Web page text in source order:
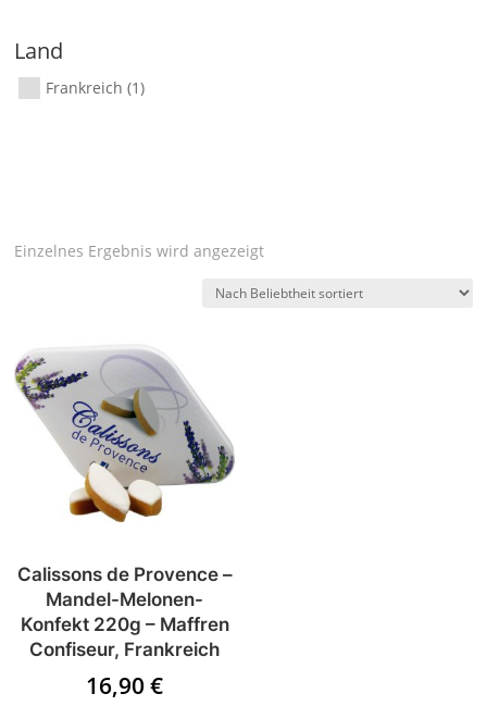
Land
Frankreich (1)
Einzelnes Ergebnis wird angezeigt
Calissons de Provence –
Mandel-Melonen-
Konfekt 220g – Maffren
Confiseur, Frankreich
16,90 €